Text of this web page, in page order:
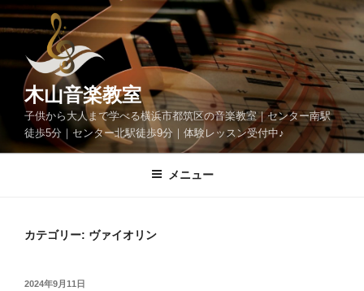
ン
ン
キ
木山音楽教室
子供から大人まで学べる横浜市都筑区の音楽教室｜センター南駅
徒歩5分｜センター北駅徒歩9分｜体験レッスン受付中♪
メニュー
カテゴリー: ヴァイオリン
投
2024年9月11日